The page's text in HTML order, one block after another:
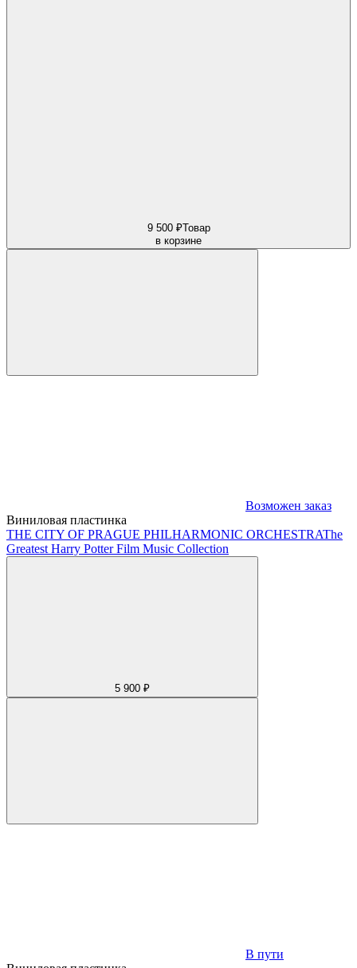
9 500 ₽Товар
в корзине
Возможен заказ
Виниловая пластинка
THE CITY OF PRAGUE PHILHARMONIC ORCHESTRAThe
Greatest Harry Potter Film Music Collection
5 900 ₽
В пути